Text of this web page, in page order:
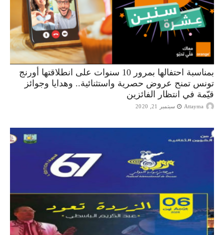
بمناسبة احتفالها بمرور 10 سنوات على انطلاقتها أورنج
تونس تمنح عروض حصرية واستثنائية.. وهدايا وجوائز
قيّمة في انتظار الفائزين
Attayma سبتمبر 21, 2020